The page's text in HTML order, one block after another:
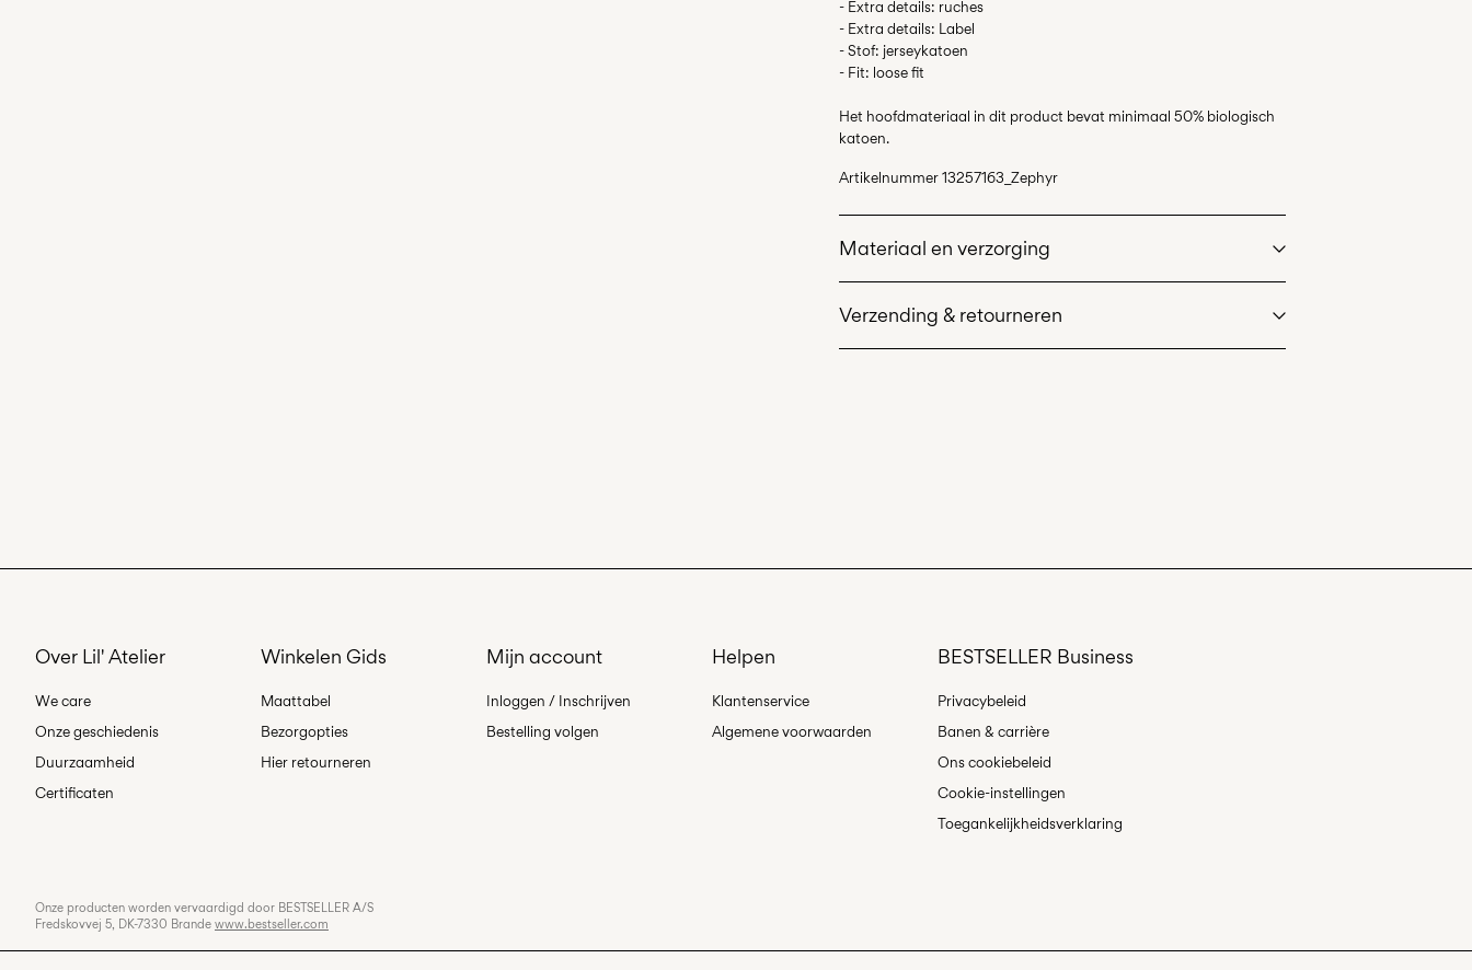
- Extra details: ruches
- Extra details: Label
- Stof: jerseykatoen
- Fit: loose fit
Het hoofdmateriaal in dit product bevat minimaal 50% biologisch
katoen.
Artikelnummer13257163_Zephyr
Materiaal en verzorging
Verzending & retourneren
Verzendopties
Over Lil' Atelier
We care
Onze geschiedenis
Duurzaamheid
Certificaten
Winkelen Gids
Maattabel
Bezorgopties
Hier retourneren
Mijn account
Inloggen / Inschrijven
Bestelling volgen
Helpen
Klantenservice
Algemene voorwaarden
BESTSELLER Business
Privacybeleid
Banen & carrière
Ons cookiebeleid
Cookie-instellingen
Toegankelijkheidsverklaring
Onze producten worden vervaardigd door BESTSELLER A/S
Fredskovvej 5, DK-7330 Brande www.bestseller.com